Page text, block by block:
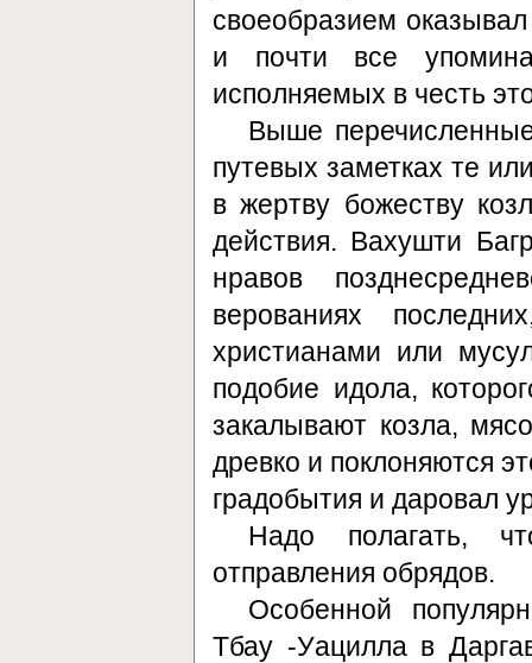
своеобразием
и почти все
исполняемых в честь
Выше
путевых заметках те
в жертву божеству
действия. Вахушти
нравов
верованиях
христианами или
подобие идола,
закалывают козла,
древко и поклоняются
градобытия и даровал
Надо полагать,
отправления обрядов.
Особенной
Тбау -Уацилла в